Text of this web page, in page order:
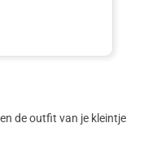
de outfit van je kleintje